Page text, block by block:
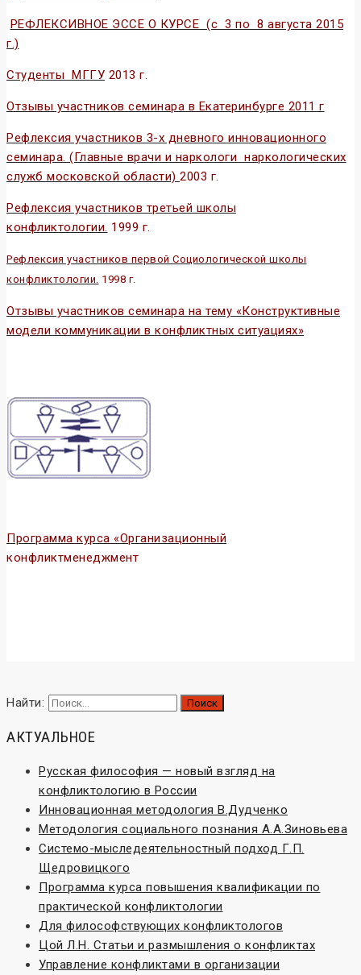
РЕФЛЕКСИВНОЕ ЭССЕ О КУРСЕ (с 3 по 8 августа 2015
г.)
Студенты МГГУ 2013 г.
Отзывы участников семинара в Екатеринбурге 2011 г
Рефлексия участников 3-х дневного инновационного
семинара. (Главные врачи и наркологи наркологических
служб московской области) 2003 г.
Рефлексия участников третьей школы
конфликтологии. 1999 г.
Рефлексия участников первой Социологической школы
конфликтологии. 1998 г.
Отзывы участников семинара на тему «Конструктивные
модели коммуникации в конфликтных ситуациях»
Программа курса «Организационный
конфликтменеджмент
Найти:
АКТУАЛЬНОЕ
Русская философия — новый взгляд на
конфликтологию в России
Инновационная методология В.Дудченко
Методология социального познания А.А.Зиновьева
Системо-мыследеятельностный подход Г.П.
Щедровицкого
Программа курса повышения квалификации по
практической конфликтологии
Для философствующих конфликтологов
Цой Л.Н. Статьи и размышления о конфликтах
Управление конфликтами в организации